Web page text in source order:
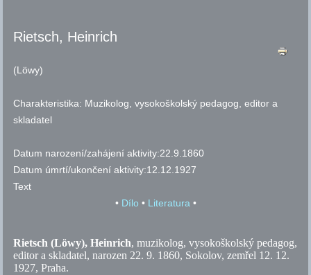
Rietsch, Heinrich
(Löwy)
Charakteristika: Muzikolog, vysokoškolský pedagog, editor a
skladatel
Datum narození/zahájení aktivity:22.9.1860
Datum úmrtí/ukončení aktivity:12.12.1927
Text
• Dílo • Literatura•
Rietsch (Löwy), Heinrich, muzikolog, vysokoškolský pedagog,
editor a skladatel, narozen 22. 9. 1860, Sokolov, zemřel 12. 12.
1927, Praha.